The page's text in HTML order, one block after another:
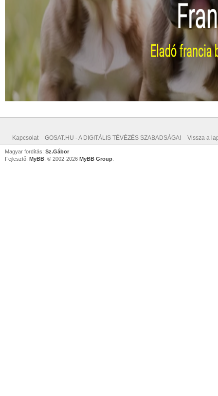
Kapcsolat GOSAT.HU - A DIGITÁLIS TÉVÉZÉS SZABADSÁGA! Vissza a
Magyar fordítás: Sz.Gábor
Fejlesztő: MyBB , © 2002-2026 MyBB Group